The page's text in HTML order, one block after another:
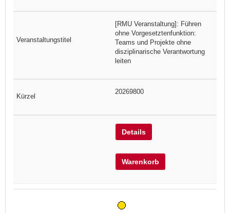
[RMU Veranstaltung]: Führen
ohne Vorgesetztenfunktion:
Teams und Projekte ohne
disziplinarische Verantwortung
leiten
20269800
Details
Warenkorb